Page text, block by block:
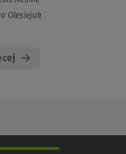
Olesiejuk